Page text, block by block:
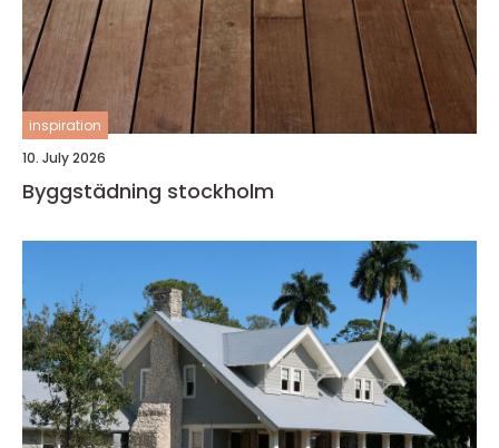
inspiration
10. July 2026
Byggstädning stockholm